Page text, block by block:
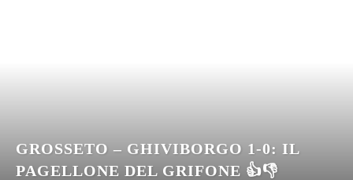
GROSSETO – GHIVIBORGO 1-0: IL
PAGELLONE DEL GRIFONE 👍👎